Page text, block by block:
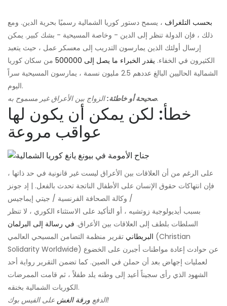
بحسب التلغراف ، يسمح دستور كوريا الشمالية رسميًا بحرية الدين. ومع
ذلك ، فإن الدولة تنظر إلى الدين - وخاصة المسيحية - بشك كبير. يمكن
إرسال أولئك الذين يمارسون التدريب إلى معسكر عمل ، حيث يتعبد
الكثيرون في الخفاء. يقدر الخبراء ما يصل إلى 500000
من سكان كوريا
الشمالية الحاليين البالغ عددهم 2.5 مليون نسمة ، يمارسون المسيحية سراً
اليوم.
صحيحة أو خاطئة:الزواج بين الأعراق غير مسموح به.
خطأ: لكن يمكن أن يكون لها
عواقب مروعة
على الرغم من أن العلاقات بين الأعراق ليست غير قانونية في حد ذاتها ،
فإن انتهاكات حقوق الإنسان على الأطفال الناتجة تحدث بالفعل. | إد جونز
/ وكالة الصحافة الفرنسية / جيتي إيماجيس
بسبب أيديولوجية زوتشيه ، أو التأكيد على الاستثناء الكوري ، لا تنظر
السلطات بلطف إلى العلاقات بين الأعراق. في رسالة إلى البرلمان
البريطاني تقرير منظمة التضامن المسيحي العالمي (Christian
Solidarity Worldwide) عن حوادث إعادة مواطنات أجبرن على الخضوع
لعمليات إجهاض بعد أن حملن في الصين. كما تضمن التقرير رواية أحد
الشهود الذي رأى سجيناً أعيد إلى وطنه يلد طفلاً ، ثم قامت الممرضات
الكوريات الشمالية بخنقه.
الدفع ورقة الغش على الفيس بوك!